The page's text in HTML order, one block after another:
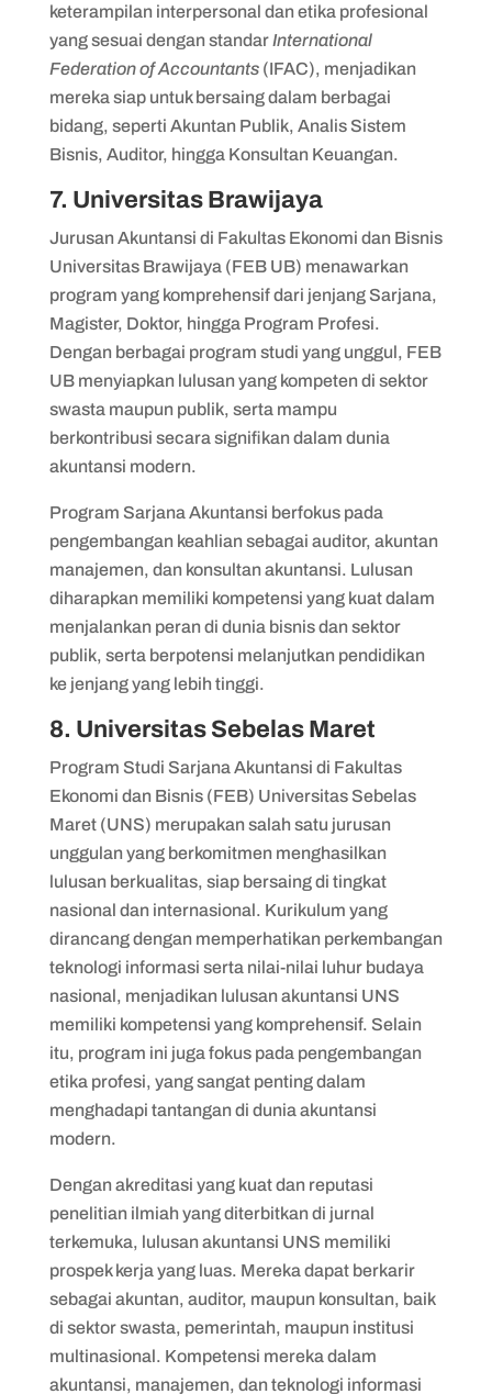
keterampilan interpersonal dan etika profesional
yang sesuai dengan standarInternational
Federation of Accountants(IFAC), menjadikan
mereka siap untuk bersaing dalam berbagai
bidang, seperti Akuntan Publik, Analis Sistem
Bisnis, Auditor, hingga Konsultan Keuangan.
7. Universitas Brawijaya
Jurusan Akuntansi di Fakultas Ekonomi dan Bisnis
Universitas Brawijaya (FEB UB) menawarkan
program yang komprehensif dari jenjang Sarjana,
Magister, Doktor, hingga Program Profesi.
Dengan berbagai program studi yang unggul, FEB
UB menyiapkan lulusan yang kompeten di sektor
swasta maupun publik, serta mampu
berkontribusi secara signifikan dalam dunia
akuntansi modern.
Program Sarjana Akuntansi berfokus pada
pengembangan keahlian sebagai auditor, akuntan
manajemen, dan konsultan akuntansi. Lulusan
diharapkan memiliki kompetensi yang kuat dalam
menjalankan peran di dunia bisnis dan sektor
publik, serta berpotensi melanjutkan pendidikan
ke jenjang yang lebih tinggi.
8. Universitas Sebelas Maret
Program Studi Sarjana Akuntansi di Fakultas
Ekonomi dan Bisnis (FEB) Universitas Sebelas
Maret (UNS) merupakan salah satu jurusan
unggulan yang berkomitmen menghasilkan
lulusan berkualitas, siap bersaing di tingkat
nasional dan internasional. Kurikulum yang
dirancang dengan memperhatikan perkembangan
teknologi informasi serta nilai-nilai luhur budaya
nasional, menjadikan lulusan akuntansi UNS
memiliki kompetensi yang komprehensif. Selain
itu, program ini juga fokus pada pengembangan
etika profesi, yang sangat penting dalam
menghadapi tantangan di dunia akuntansi
modern.
Dengan akreditasi yang kuat dan reputasi
penelitian ilmiah yang diterbitkan di jurnal
terkemuka, lulusan akuntansi UNS memiliki
prospek kerja yang luas. Mereka dapat berkarir
sebagai akuntan, auditor, maupun konsultan, baik
di sektor swasta, pemerintah, maupun institusi
multinasional. Kompetensi mereka dalam
akuntansi, manajemen, dan teknologi informasi